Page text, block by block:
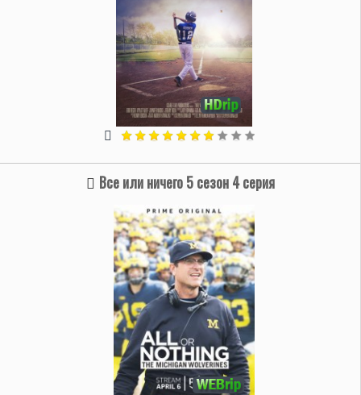
Все или ничего 5 сезон 4 серия